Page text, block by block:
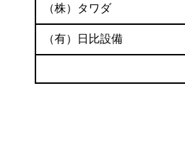
（株）タワダ
（有）日比設備